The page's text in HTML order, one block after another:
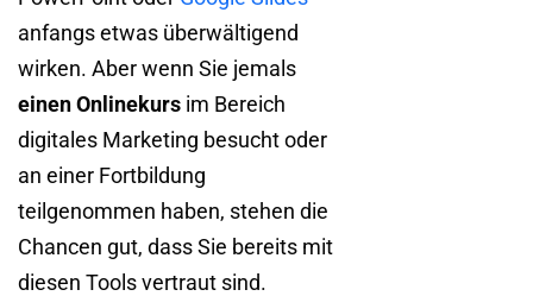
anfangs etwas überwältigend
wirken. Aber wenn Sie jemals
einen Onlinekurs im Bereich
digitales Marketing besucht oder
an einer Fortbildung
teilgenommen haben, stehen die
Chancen gut, dass Sie bereits mit
diesen Tools vertraut sind.